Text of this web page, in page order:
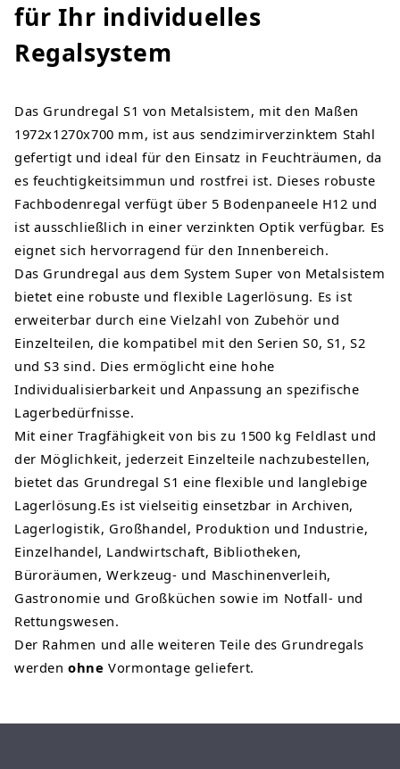
für Ihr individuelles
Regalsystem
Das Grundregal S1 von Metalsistem, mit den Maßen
1972x1270x700 mm, ist aus sendzimirverzinktem Stahl
gefertigt und ideal für den Einsatz in Feuchträumen, da
es feuchtigkeitsimmun und rostfrei ist. Dieses robuste
Fachbodenregal verfügt über 5 Bodenpaneele H12 und
ist ausschließlich in einer verzinkten Optik verfügbar. Es
eignet sich hervorragend für den Innenbereich.
Das Grundregal aus dem System Super von Metalsistem
bietet eine robuste und flexible Lagerlösung. Es ist
erweiterbar durch eine Vielzahl von Zubehör und
Einzelteilen, die kompatibel mit den Serien S0, S1, S2
und S3 sind. Dies ermöglicht eine hohe
Individualisierbarkeit und Anpassung an spezifische
Lagerbedürfnisse.
Mit einer Tragfähigkeit von bis zu 1500 kg Feldlast und
der Möglichkeit, jederzeit Einzelteile nachzubestellen,
bietet das Grundregal S1 eine flexible und langlebige
Lagerlösung.Es ist vielseitig einsetzbar in Archiven,
Lagerlogistik, Großhandel, Produktion und Industrie,
Einzelhandel, Landwirtschaft, Bibliotheken,
Büroräumen, Werkzeug- und Maschinenverleih,
Gastronomie und Großküchen sowie im Notfall- und
Rettungswesen.
Der Rahmen und alle weiteren Teile des Grundregals
werdenohne Vormontage geliefert.